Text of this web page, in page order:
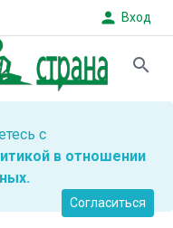
person Вход
search
с
в отношении
Согласиться